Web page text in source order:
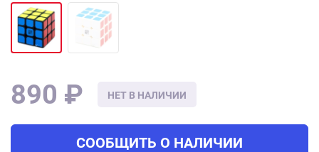
НЕТ В НАЛИЧИИ
890 ₽
СООБЩИТЬ О НАЛИЧИИ